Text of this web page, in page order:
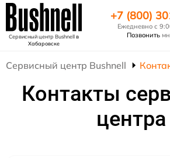
Сервисный центр Bushnellв
Хабаровске
+7 (800)
Ежедневно с
Позвонить
Сервисный центр Bushnell
Контакты
центра